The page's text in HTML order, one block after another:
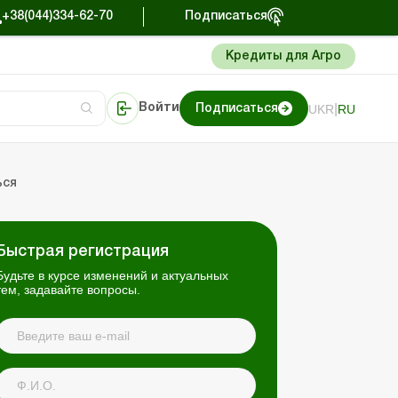
+38(044)334-62-70 Подписаться
Кредиты для Агро
Войти Подписаться UKR RU
регистрация
в курсе изменений и актуальных
задавайте вопросы.